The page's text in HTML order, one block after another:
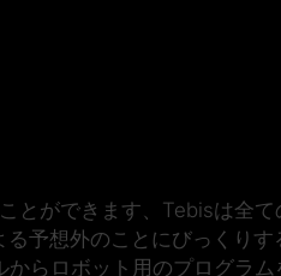
ことができます、Tebisは全
予想外のことにびっくり
からロボット用のプログラム